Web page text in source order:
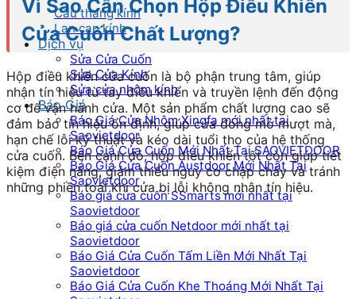
Cầu thang kính
Lan can kính
Dịch vụ
Sửa Cửa Cuốn
Sửa Cửa Kính
Sửa cửa nhôm kính
Báo Giá
Báo Giá Cửa Nhôm Xingfa mới nhất tại
Saovietdoor
Báo Giá Cửa Cuốn Mới Nhất Tại SAOVIETDOOR
Báo Giá Cửa Cuốn Austdoor Mới Nhất Tại
Saovietdoor
Báo giá cửa cuốn SSmarts mới nhất tại
Saovietdoor
Báo giá cửa cuốn Netdoor mới nhất tại
Saovietdoor
Báo Giá Cửa Cuốn Tấm Liền Mới Nhất Tại
Saovietdoor
Báo Giá Cửa Cuốn Khe Thoáng Mới Nhất Tại
Vì Sao Cần Chọn Hộp Điều Khiển
Cửa Cuốn Chất Lượng?
Hộp điều khiển cửa cuốn là bộ phận trung tâm, giúp
nhận tín hiệu từ tay điều khiển và truyền lệnh đến động
cơ để vận hành cửa. Một sản phẩm chất lượng cao sẽ
đảm bảo tín hiệu ổn định, giúp cửa đóng mở mượt mà,
hạn chế lỗi kỹ thuật và kéo dài tuổi thọ của hệ thống
cửa cuốn. Bên cạnh đó, hộp điều khiển tốt còn giúp tiết
kiệm điện năng, giảm thiểu nguy cơ chập cháy và tránh
những phiền toái khi cửa bị lỗi không nhận tín hiệu.